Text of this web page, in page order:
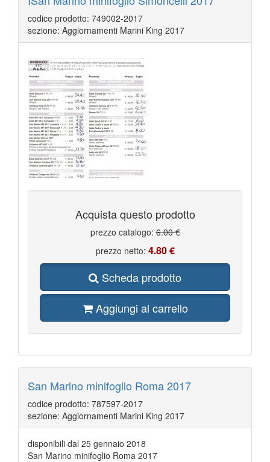
codice prodotto: 749002-2017
sezione: Aggiornamenti Marini King 2017
Acquista questo prodotto
prezzo catalogo:6.00 €
prezzo netto: 4.80 €
Scheda prodotto
Aggiungi al carrello
San Marino minifoglio Roma 2017
codice prodotto: 787597-2017
sezione: Aggiornamenti Marini King 2017
disponibili dal 25 gennaio 2018
San Marino minifoglio Roma 2017